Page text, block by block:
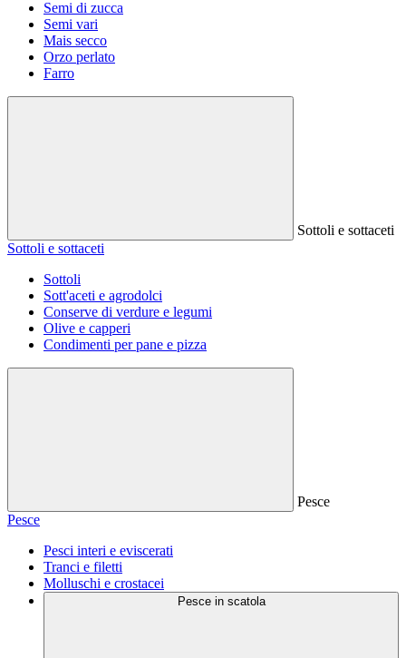
Semi di zucca
Semi vari
Mais secco
Orzo perlato
Farro
Sottoli e sottaceti
Sottoli e sottaceti
Sottoli
Sott'aceti e agrodolci
Conserve di verdure e legumi
Olive e capperi
Condimenti per pane e pizza
Pesce
Pesce
Pesci interi e eviscerati
Tranci e filetti
Molluschi e crostacei
Pesce in scatola